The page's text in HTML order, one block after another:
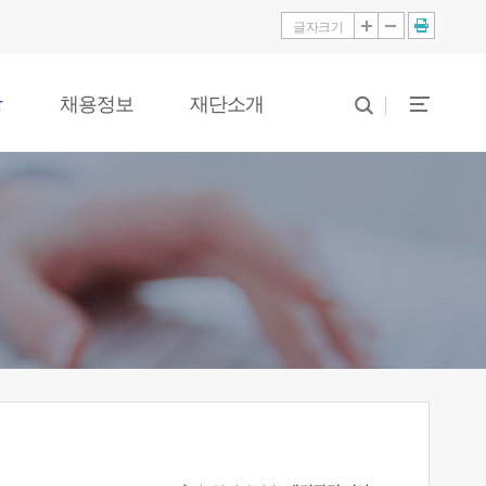
글자크기
채용정보 재단소개